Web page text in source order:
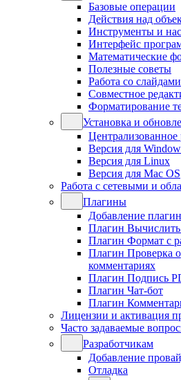
Базовые операции
Действия над
Инструменты и
Интерфейс
Математические
Полезные советы
Работа со слайдами
Совместное
Форматирование
Установка и
Централизованное
Версия для
Версия для Linux
Версия для Mac OS
Работа с сетевыми и
Плагины
Добавление
Плагин
Плагин Формат с
Плагин Проверка
комментариях
Плагин Подпись
Плагин Чат-бот
Плагин
Лицензии и активация
Часто задаваемые
Разработчикам
Добавление
Отладка